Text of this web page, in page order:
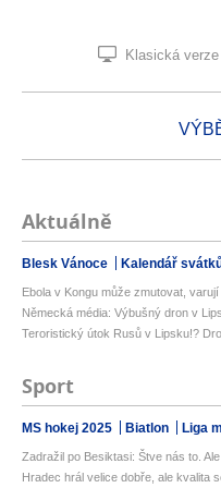
Klasická verze
Aktuálně
Blesk Vánoce Kalendář
Ebola v Kongu může zmutovat,
Německá média: Výbušný dron v
Teroristický útok Rusů v Lipsku!?
Sport
MS hokej 2025 Biatlon Liga
Zadražil po Besiktasi: Štve nás to.
Hradec hrál velice dobře, ale kvalita